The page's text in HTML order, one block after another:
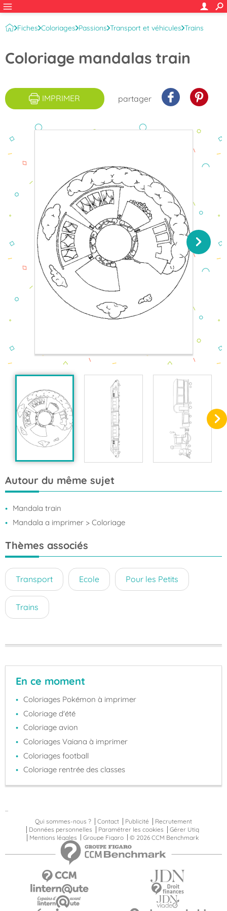
Fiches Coloriages Passions Transport et véhicules Trains
Coloriage mandalas train
IMPRIMER partager
Autour du même sujet
Mandala train
Mandala a imprimer > Coloriage
Thèmes associés
Transport Ecole Pour les Petits
Trains
En ce moment
Coloriages Pokémon à imprimer
Coloriage d'été
Coloriage avion
Coloriages Vaiana à imprimer
Coloriages football
Coloriage rentrée des classes
Qui sommes-nous ?
Contact Publicité
Recrutement
Données personnelles
Paramétrer les cookies
Gérer Utiq
Mentions légales
Groupe Figaro © 2026 CCM Benchmark